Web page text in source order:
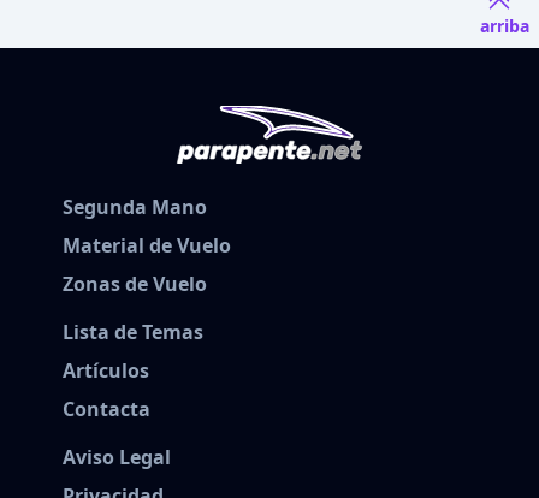
arriba
Segunda Mano
Material de Vuelo
Zonas de Vuelo
Lista de Temas
Artículos
Contacta
Aviso Legal